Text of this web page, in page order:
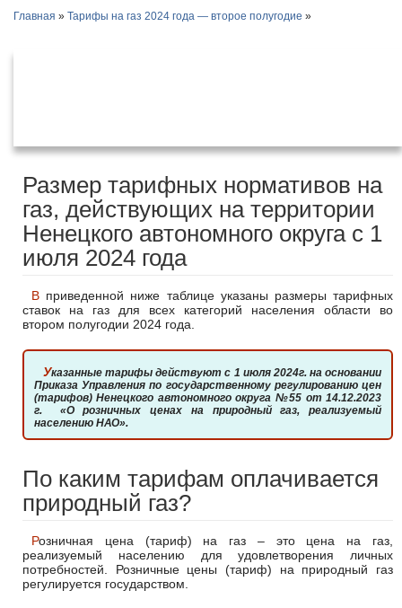
Главная » Тарифы на газ 2024 года — второе полугодие »
Размер тарифных нормативов на
газ, действующих на территории
Ненецкого автономного округа с 1
июля 2024 года
В приведенной ниже таблице указаны размеры тарифных
ставок на газ для всех категорий населения области во
втором полугодии 2024 года.
Указанные тарифы действуют с 1 июля 2024г. на основании
Приказа Управления по государственному регулированию цен
(тарифов) Ненецкого автономного округа №55 от 14.12.2023
г. «О розничных ценах на природный газ, реализуемый
населению НАО».
По каким тарифам оплачивается
природный газ?
Розничная цена (тариф) на газ – это цена на газ,
реализуемый населению для удовлетворения личных
потребностей. Розничные цены (тариф) на природный газ
регулируется государством.